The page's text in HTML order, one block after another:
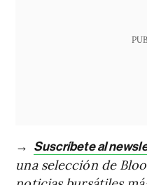
→ Suscríbete al
una selección de